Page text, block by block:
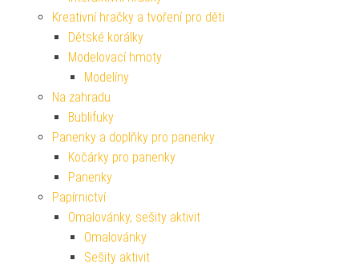
Kreativní hračky a tvoření pro děti
Dětské korálky
Modelovací hmoty
Modelíny
Na zahradu
Bublifuky
Panenky a doplňky pro panenky
Kočárky pro panenky
Panenky
Papírnictví
Omalovánky, sešity aktivit
Omalovánky
Sešity aktivit